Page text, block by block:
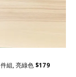
組, 亮綠色 $179